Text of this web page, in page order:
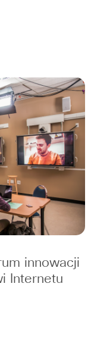
innowacji
Internetu